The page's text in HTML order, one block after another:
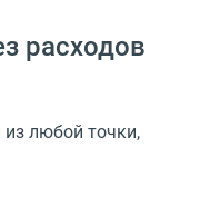
расходов
из любой точки,